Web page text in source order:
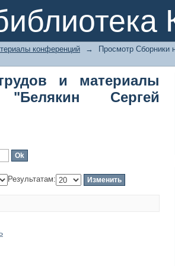
и материалы
конференций →
Просмотр Сборники
и материалы
Сергей
Результатам: